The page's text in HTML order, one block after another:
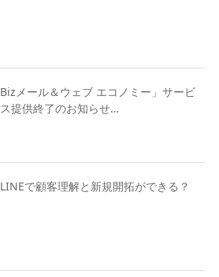
Bizメール＆ウェブ エコノミー」サービ
ス提供終了のお知らせ…
LINEで顧客理解と新規開拓ができる？